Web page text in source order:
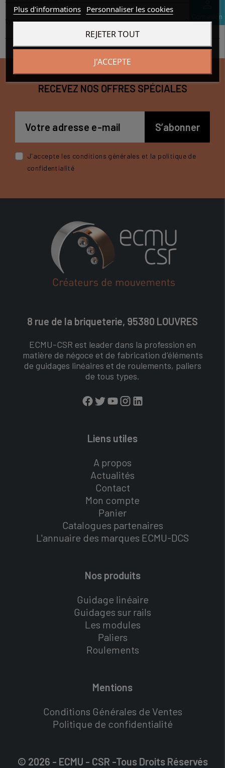
Connexion
type cylindrique
RECEVEZ NOS OFFRES SPÉCIALES
J'accepte les conditions générales et la politique de
confidentialité
8 rue de la briqueterie, 95380 LOUVRES
ECMU-CSR est leader dans la profession en
matière de négoce et de fabrication d’éléments
de guidages linéaires et de roulements, paliers
de tous types.
Liens utiles
A propos
Actualités
Contact
Mon compte
Panier
Catalogues partenaires
L'annuaire des marques ECMU-DCS
Nos produits
Guidage linéaire
Guidages sur rails
Les modules
Paliers
Roulements
Mentions
Conditions Générales de Ventes
Politique de confidentialité
Plus d'informations Personnaliser les cookies
REJETER TOUT
J'ACCEPTE
© 2026 - ECMU - CSR -Tous Droits Réservés